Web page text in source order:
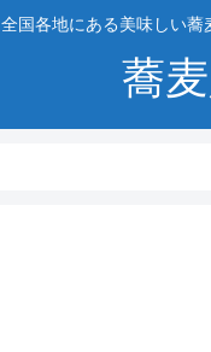
全国各地にある美味しい蕎
蕎